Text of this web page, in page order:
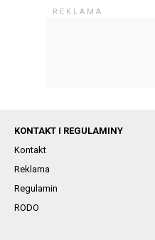
KONTAKT I REGULAMINY
Kontakt
Reklama
Regulamin
RODO